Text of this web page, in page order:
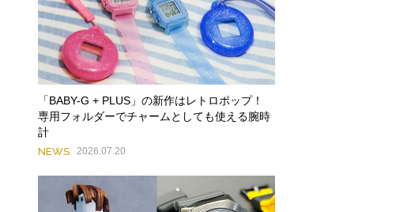
「BABY-G + PLUS」の新作はレトロポップ！
専用フォルダーでチャームとしても使える腕時
計
NEWS 2026.07.20